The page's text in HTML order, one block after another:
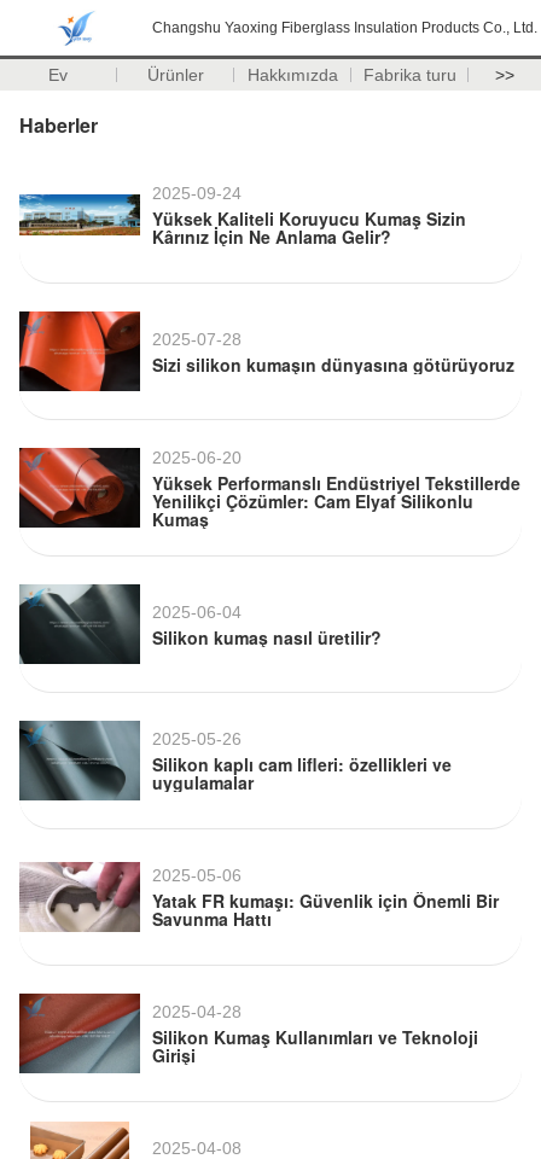
Changshu Yaoxing Fiberglass Insulation Products Co., Ltd.
Ev Ürünler Hakkımızda Fabrika turu >>
Haberler
2025-09-24
Yüksek Kaliteli Koruyucu Kumaş Sizin
Kârınız İçin Ne Anlama Gelir?
2025-07-28
Sizi silikon kumaşın dünyasına götürüyoruz
2025-06-20
Yüksek Performanslı Endüstriyel Tekstillerde
Yenilikçi Çözümler: Cam Elyaf Silikonlu
Kumaş
2025-06-04
Silikon kumaş nasıl üretilir?
2025-05-26
Silikon kaplı cam lifleri: özellikleri ve
uygulamalar
2025-05-06
Yatak FR kumaşı: Güvenlik için Önemli Bir
Savunma Hattı
2025-04-28
Silikon Kumaş Kullanımları ve Teknoloji
Girişi
2025-04-08